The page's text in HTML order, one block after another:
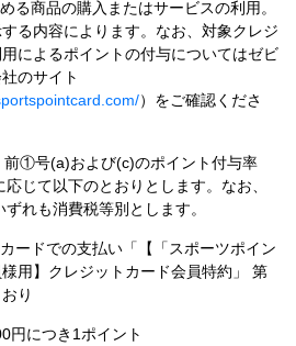
る商品の購入またはサービスの利用。
る内容によります。なお、対象クレジ
によるポイントの付与についてはゼビ
のサイト
）をご確認くださ
前①号(a)および(c)のポイント付与率
じて以下のとおりとします。なお、
れも消費税等別とします。
ードでの支払い「【「スポーツポイン
様用】クレジットカード会員特約」 第
り
につき1ポイント